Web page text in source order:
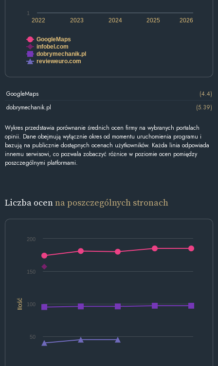
2022 2024 2026
2023 2025
1
GoogleMaps
infobel.com
dobrymechanik.pl
revieweuro.com
GoogleMaps
(4.4)
dobrymechanik.pl
(5.39)
Wykres przedstawia porównanie średnich ocen firmy na wybranych portalach
opinii. Dane obejmują wyłącznie okres od momentu uruchomienia programu i
bazują na publicznie dostępnych ocenach użytkowników. Każda linia odpowiada
innemu serwisowi, co pozwala zobaczyć różnice w poziomie ocen pomiędzy
poszczególnymi platformami.
Liczba ocenna poszczególnych stronach
Ilość
50
100
150
200